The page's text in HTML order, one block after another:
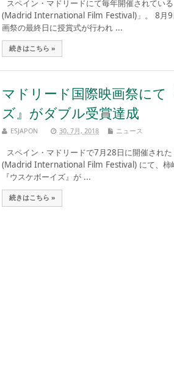
スペイン・マドリードにて毎年開催されてい
(Madrid International Film Festival)」。 8月9
画祭の最終日に授賞式が行われ ...
続きはこちら »
マドリード国際映画祭にて
ズ』がダブル受賞達成
ESJAPON 30, 7月, 2018 ニュース
スペイン・マドリードで7月28日に開催され
(Madrid International Film Festival) にて、柿
『ウスケボーイズ』が ...
続きはこちら »